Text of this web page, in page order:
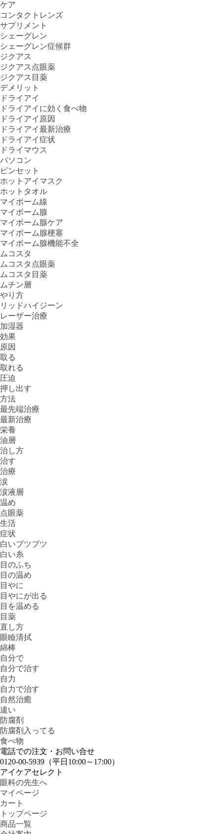
ケア
コンタクトレンズ
サプリメント
シェーグレン
シェーグレン症候群
ジクアス
ジクアス点眼薬
ジクアス目薬
デメリット
ドライアイ
ドライアイに効く食べ物
ドライアイ原因
ドライアイ最新治療
ドライアイ症状
ドライマウス
パソコン
ピンセット
ホットアイマスク
ホットタオル
マイボーム線
マイボーム腺
マイボーム腺ケア
マイボーム腺梗塞
マイボーム腺機能不全
ムコスタ
ムコスタ点眼薬
ムコスタ目薬
ムチン層
やり方
リッドハイジーン
レーザー治療
加湿器
効果
原因
取る
取れる
圧迫
押し出す
方法
最先端治療
最新治療
栄養
油層
治し方
治す
治療
涙
涙液層
温め
点眼薬
生活
症状
白いプツプツ
白い糸
目のふち
目の温め
目やに
目やにが出る
目を温める
目薬
直し方
眼瞼清拭
綿棒
自分で
自分で治す
自力
自力で治す
自然治癒
違い
防腐剤
防腐剤入ってる
食べ物
電話での注文・お問い合せ
0120-00-5939 （平日10:00～17:00）
アイケアセレクト
眼科の先生へ
マイページ
カート
トップページ
商品一覧